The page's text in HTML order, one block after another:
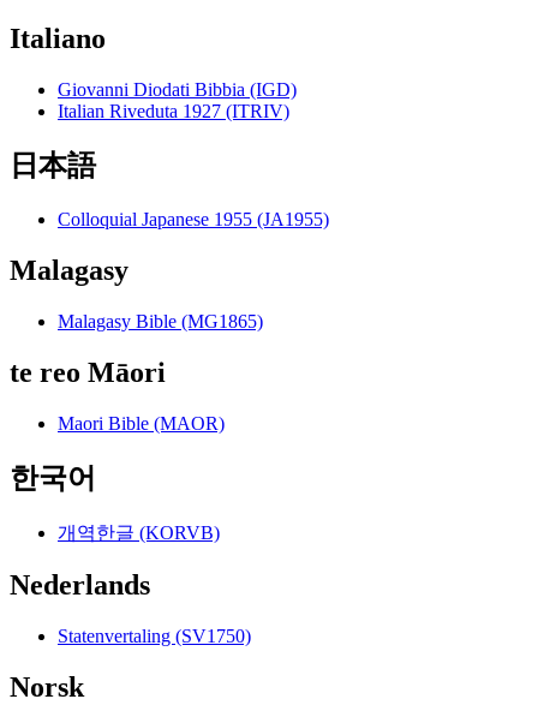
Italiano
Giovanni Diodati Bibbia (IGD)
Italian Riveduta 1927 (ITRIV)
日本語
Colloquial Japanese 1955 (JA1955)
Malagasy
Malagasy Bible (MG1865)
te reo Māori
Maori Bible (MAOR)
한국어
개역한글 (KORVB)
Nederlands
Statenvertaling (SV1750)
Norsk